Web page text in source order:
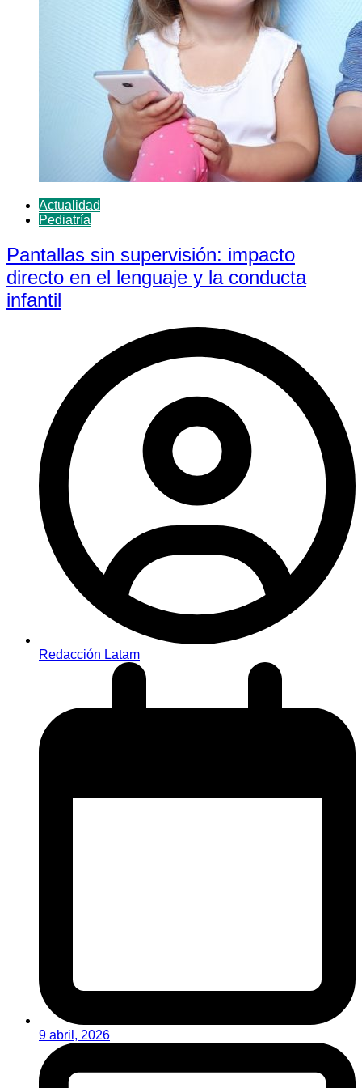
Actualidad
Pediatría
Pantallas sin supervisión: impacto
directo en el lenguaje y la conducta
infantil
Redacción Latam
9 abril, 2026